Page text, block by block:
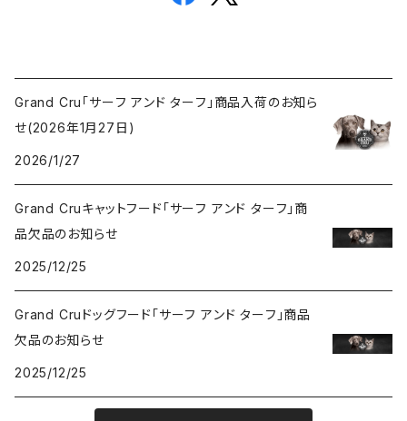
Grand Cru「サーフ アンド ターフ」商品入荷のお知ら
せ(2026年1月27日)
2026/1/27
Grand Cruキャットフード「サーフ アンド ターフ」商
品欠品のお知らせ
2025/12/25
Grand Cruドッグフード「サーフ アンド ターフ」商品
欠品のお知らせ
2025/12/25